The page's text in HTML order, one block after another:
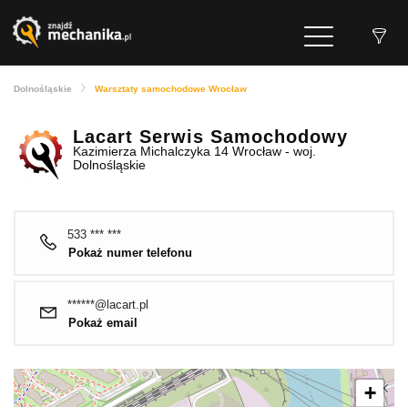
Dolnośląskie Warsztaty samochodowe Wrocław
Lacart Serwis Samochodowy
Kazimierza Michalczyka 14 Wrocław - woj.
Dolnośląskie
533 *** ***
Pokaż numer telefonu
******@lacart.pl
Pokaż email
+